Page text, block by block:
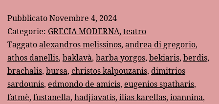
delle
ombre:
Karaghiozis
PubblicatoNovembre 4, 2024
Categorie: GRECIA MODERNA, teatro
Taggatoalexandros melissinos, andrea di gregorio,
athos danellis, baklavà, barba yorgos, bekiaris, berdis,
brachalis, bursa, christos kalpouzanis, dimitrios
sardounis, edmondo de amicis, eugenios spatharis,
fatmè, fustanella, hadjiavatis, ilias karellas, ioannina,